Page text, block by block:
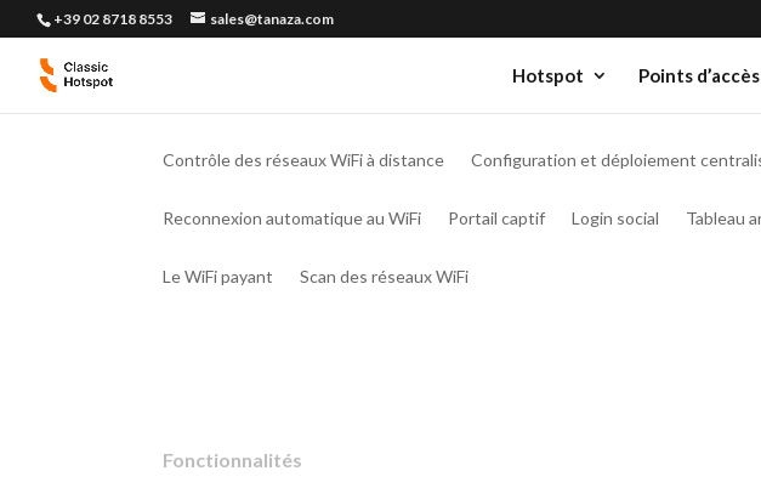
+39 02 8718 8553 sales@tanaza.com
Hotspot Points
Contrôle des réseaux WiFi à distance Configuration et déploiement
Reconnexion automatique au WiFi Portail captif Login social Tableau
Le WiFi payant Scan des réseaux WiFi
Fonctionnalités